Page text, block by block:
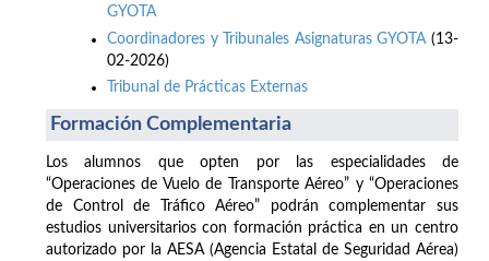
GYOTA
Coordinadores y Tribunales Asignaturas GYOTA (13-
02-2026)
Tribunal de Prácticas Externas
Formación Complementaria
Los alumnos que opten por las especialidades de
“Operaciones de Vuelo de Transporte Aéreo” y “Operaciones
de Control de Tráfico Aéreo” podrán complementar sus
estudios universitarios con formación práctica en un centro
autorizado por la AESA (Agencia Estatal de Seguridad Aérea)